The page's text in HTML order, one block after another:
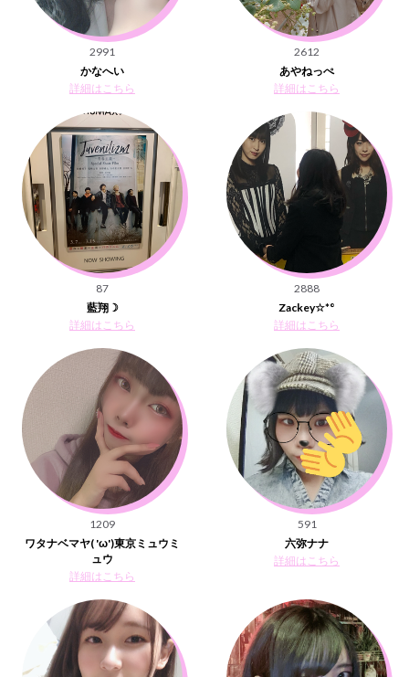
2991
かなへい
詳細はこちら
2612
あやねっぺ
詳細はこちら
87
藍翔☽
詳細はこちら
2888
Zackey☆*°
詳細はこちら
1209
ワタナベマヤ( 'ω')東京ミュウミ
ュウ
詳細はこちら
591
六弥ナナ
詳細はこちら